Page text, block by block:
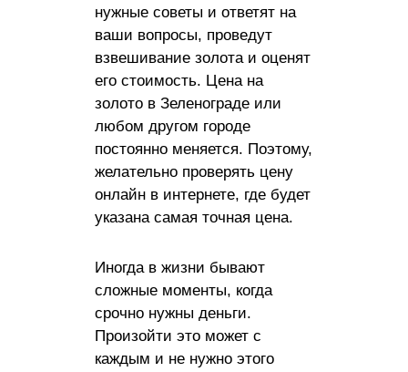
нужные советы и ответят на
ваши вопросы, проведут
взвешивание золота и оценят
его стоимость. Цена на
золото в Зеленограде или
любом другом городе
постоянно меняется. Поэтому,
желательно проверять цену
онлайн в интернете, где будет
указана самая точная цена.
Иногда в жизни бывают
сложные моменты, когда
срочно нужны деньги.
Произойти это может с
каждым и не нужно этого